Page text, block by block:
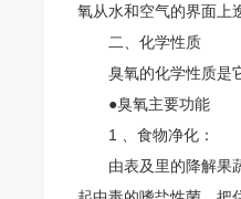
氧从水和空气的界面上
二、化学性质
臭氧的化学性质是它
●臭氧主要功能
1 、食物净化：
由表及里的降解果蔬